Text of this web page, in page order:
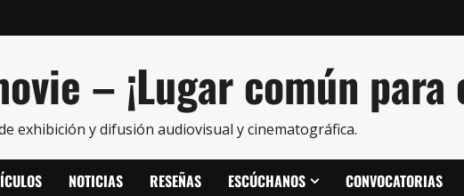
– ¡Lugar común
exhibición y difusión audiovisual y cinematográfica.
NOTICIAS RESEÑAS ESCÚCHANOS CONVOCATORIAS